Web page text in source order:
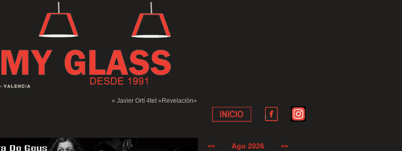
« Javier Ortí 4tet «Revelación»
<< Ago 2026
>>